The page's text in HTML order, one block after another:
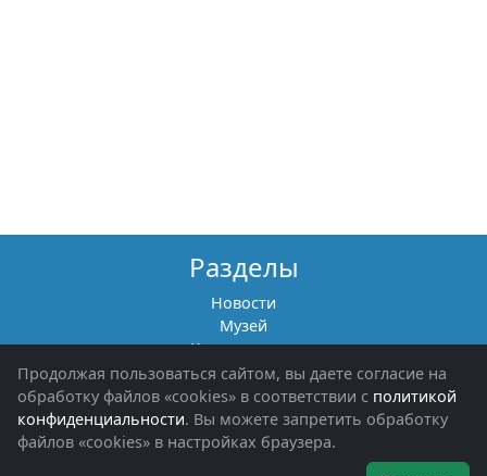
Разделы
Новости
Музей
Книги памяти
Фотоальбомы
Обращения граждан
Помощь участникам СВО и их семьям
Об организации
Продолжая пользоваться сайтом, вы даете согласие на
обработку файлов «cookies» в соответствии с политикой
конфиденциальности. Вы можете запретить обработку
файлов «cookies» в настройках браузера.